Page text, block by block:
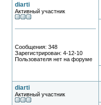
diarti
Активный участник
Сообщения: 348
Зарегистрирован: 4-12-10
Пользователя нет на форуме
diarti
Активный участник